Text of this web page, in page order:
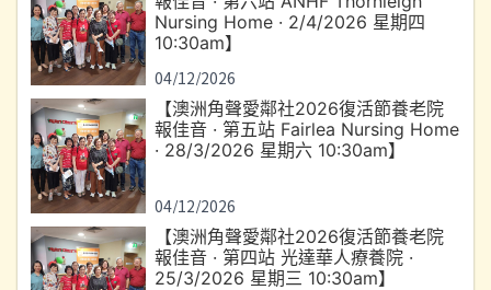
Nursing Home · 2/4/2026 星期四
10:30am】
04/12/2026
【澳洲角聲愛鄰社2026復活節養老院
報佳音 · 第五站 Fairlea Nursing Home
· 28/3/2026 星期六 10:30am】
04/12/2026
【澳洲角聲愛鄰社2026復活節養老院
報佳音 · 第四站 光達華人療養院 ·
25/3/2026 星期三 10:30am】